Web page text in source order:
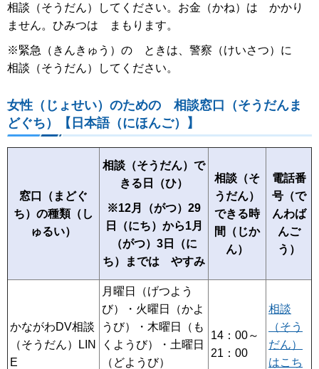
相談（そうだん）してください。お金（かね）は かかり
ません。ひみつは まもります。
※緊急（きんきゅう）の ときは、警察（けいさつ）に
相談（そうだん）してください。
女性（じょせい）のための 相談窓口（そうだんま
どぐち）【日本語（にほんご）】
窓口（まどぐ
ち）の種類（し
ゅるい）
相談（そうだん）で
きる日（ひ）
※12月（がつ）29
日（にち）から1月
（がつ）3日（に
ち）までは やすみ
相談（そ
うだん）
できる時
間（じか
ん）
電話番
号（で
んわば
んご
う）
かながわDV相談
（そうだん）LIN
E
月曜日（げつよう
び）・火曜日（かよ
うび）・木曜日（も
くようび）・土曜日
（どようび）
14：00～
21：00
相談
（そう
だん）
はこち